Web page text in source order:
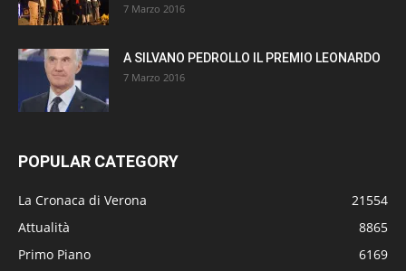
7 Marzo 2016
A SILVANO PEDROLLO IL PREMIO LEONARDO
7 Marzo 2016
POPULAR CATEGORY
La Cronaca di Verona
21554
Attualità
8865
Primo Piano
6169